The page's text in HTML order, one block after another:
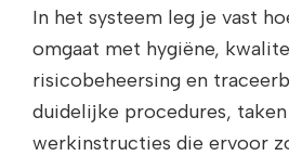
In het systeem leg je vast
omgaat met hygiëne,
risicobeheersing en
duidelijke procedures,
werkinstructies die ervoor